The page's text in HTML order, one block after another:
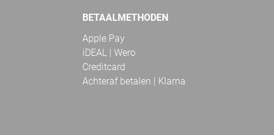
BETAALMETHODEN
Apple Pay
iDEAL | Wero
Creditcard
Achteraf betalen | Klarna